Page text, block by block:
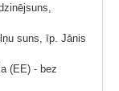
suns, īp. Jānis
(EE) - bez